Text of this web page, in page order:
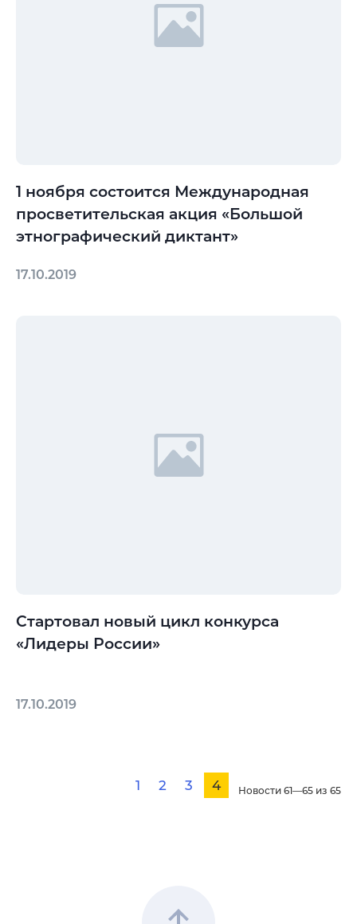
1 ноября состоится Международная
просветительская акция «Большой
этнографический диктант»
17.10.2019
Стартовал новый цикл конкурса
«Лидеры России»
17.10.2019
1 2 3 4 Новости 61—65 из 65